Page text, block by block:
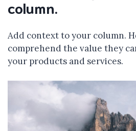
column.
Add context to your column.
comprehend the value they
your products and services.